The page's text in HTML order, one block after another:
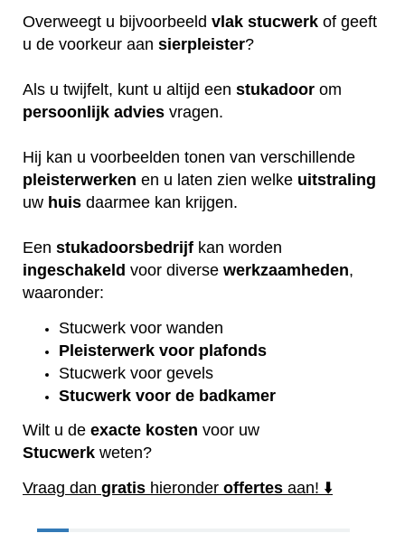
Overweegt u bijvoorbeeld vlak stucwerk of geeft
u de voorkeur aan sierpleister?
Als u twijfelt, kunt u altijd een stukadoor om
persoonlijk advies vragen.
Hij kan u voorbeelden tonen van verschillende
pleisterwerken en u laten zien welke uitstraling
uw huis daarmee kan krijgen.
Een stukadoorsbedrijf kan worden
ingeschakeld voor diverse werkzaamheden,
waaronder:
Stucwerk voor wanden
Pleisterwerk voor plafonds
Stucwerk voor gevels
Stucwerk voor de badkamer
Wilt u de exacte kosten voor uw
Stucwerk weten?
Vraag dan gratis hieronder offertes aan! ⬇️